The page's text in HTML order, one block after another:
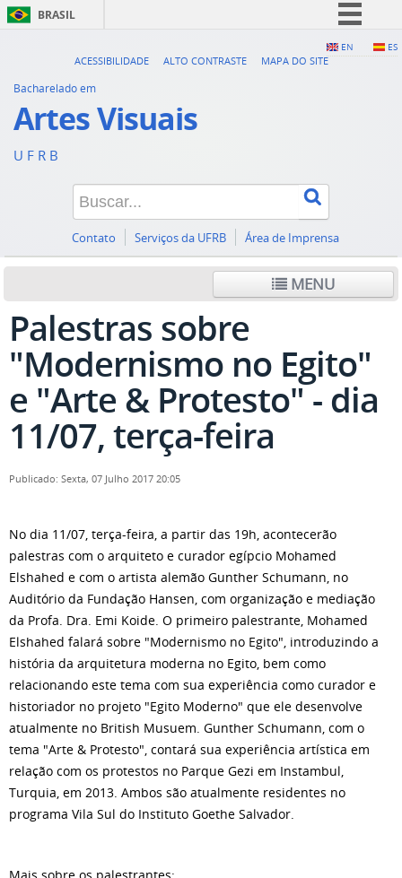
BRASIL
Canais
EN ES
ACESSIBILIDADE ALTO CONTRASTE MAPA DO SITE
Bacharelado em
Artes Visuais
U F R B
Contato Serviços da UFRB Área de Imprensa
MENU
Palestras sobre
"Modernismo no Egito"
e "Arte & Protesto" - dia
11/07, terça-feira
Publicado: Sexta, 07 Julho 2017 20:05
No dia 11/07, terça-feira, a partir das 19h, acontecerão
palestras com o arquiteto e curador egípcio Mohamed
Elshahed e com o artista alemão Gunther Schumann, no
Auditório da Fundação Hansen, com organização e mediação
da Profa. Dra. Emi Koide. O primeiro palestrante, Mohamed
Elshahed falará sobre "Modernismo no Egito", introduzindo a
história da arquitetura moderna no Egito, bem como
relacionando este tema com sua experiência como curador e
historiador no projeto "Egito Moderno" que ele desenvolve
atualmente no British Musuem. Gunther Schumann, com o
tema "Arte & Protesto", contará sua experiência artística em
relação com os protestos no Parque Gezi em Instambul,
Turquia, em 2013. Ambos são atualmente residentes no
programa Vila Sul do Instituto Goethe Salvador.